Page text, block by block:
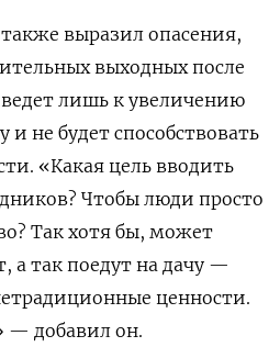
выразил опасения,
выходных после
лишь к увеличению
и не будет способствовать
«Какая цель вводить
Чтобы люди просто
Так хотя бы, может
а так поедут на дачу —
ценности.
— добавил он.